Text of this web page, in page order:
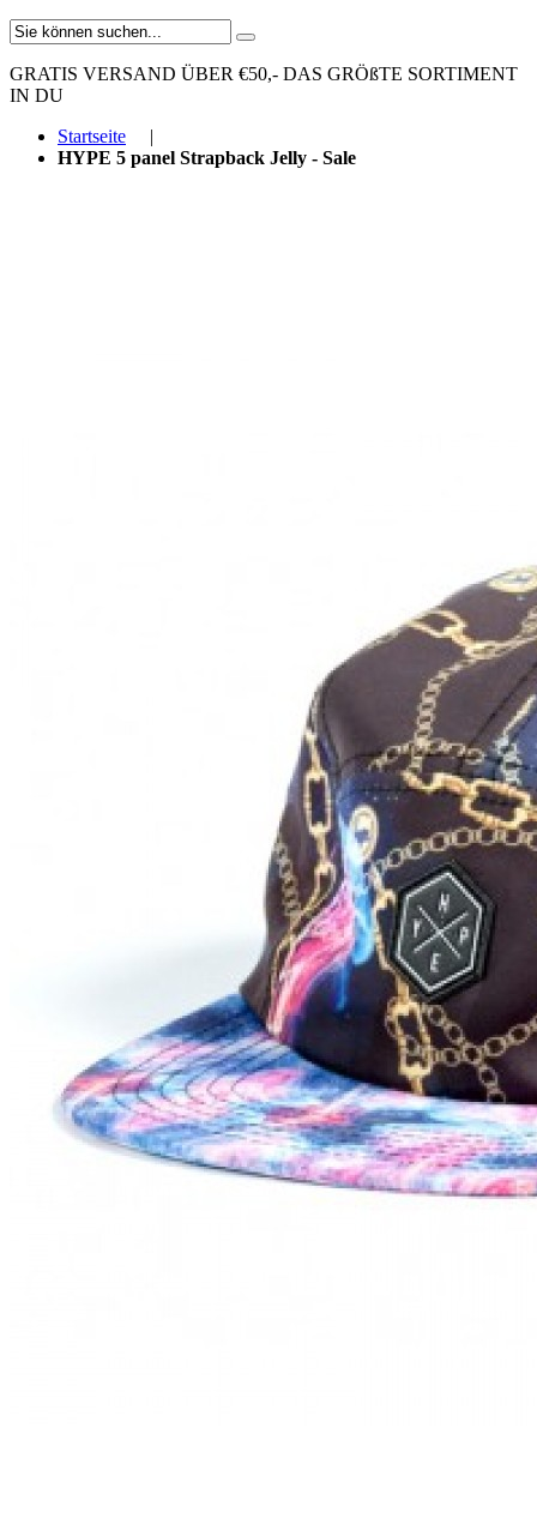
GRATIS VERSAND ÜBER €50,- DAS GRÖßTE SORTIMENT
IN DU
Startseite
|
HYPE 5 panel Strapback Jelly - Sale